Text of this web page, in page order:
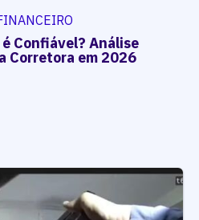
Confiável? Análise
Corretora em 2026